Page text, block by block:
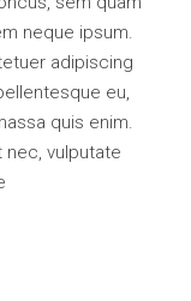
neque ipsum.
adipiscing
eu,
quis enim.
nec, vulputate